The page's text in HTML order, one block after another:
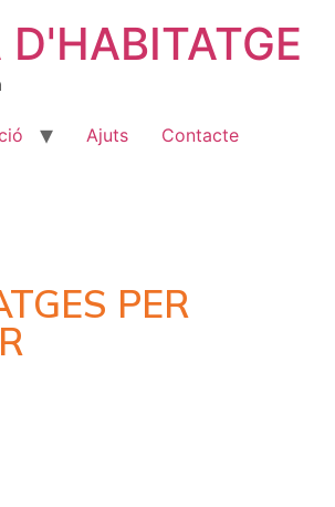
D'HABITATGE
Ajuts Contacte
PER